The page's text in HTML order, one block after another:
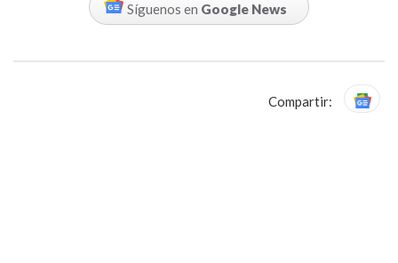
Síguenos en Google News
Compartir: